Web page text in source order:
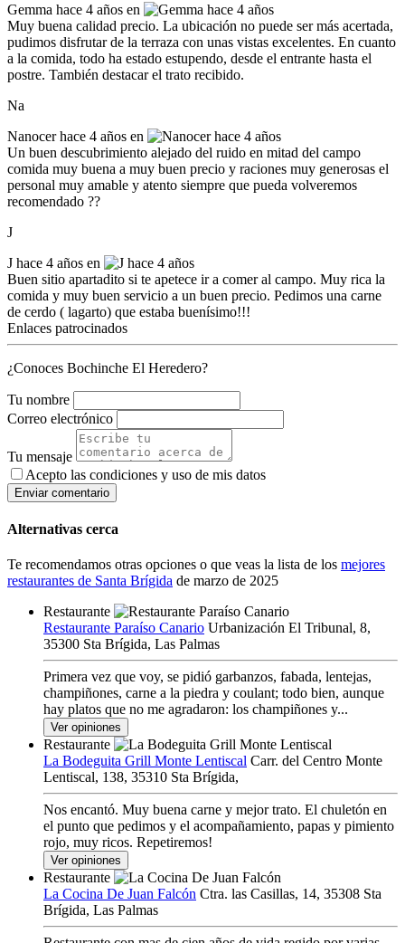
Gemma hace 4 años en
Muy buena calidad precio. La ubicación no puede ser más acertada,
pudimos disfrutar de la terraza con unas vistas excelentes. En cuanto
a la comida, todo ha estado estupendo, desde el entrante hasta el
postre. También destacar el trato recibido.
Na
Nanocer hace 4 años en
Un buen descubrimiento alejado del ruido en mitad del campo
comida muy buena a muy buen precio y raciones muy generosas el
personal muy amable y atento siempre que pueda volveremos
recomendado ??
J
J hace 4 años en
Buen sitio apartadito si te apetece ir a comer al campo. Muy rica la
comida y muy buen servicio a un buen precio. Pedimos una carne
de cerdo ( lagarto) que estaba buenísimo!!!
Enlaces patrocinados
¿Conoces Bochinche El Heredero?
Tu nombre
Correo electrónico
Tu mensaje
Acepto las condiciones y uso de mis datos
Enviar comentario
Alternativas cerca
Te recomendamos otras opciones o que veas la lista de los mejores
restaurantes de Santa Brígida de marzo de 2025
Restaurante
Restaurante Paraíso Canario Urbanización El Tribunal, 8,
35300 Sta Brígida, Las Palmas
Primera vez que voy, se pidió garbanzos, fabada, lentejas,
champiñones, carne a la piedra y coulant; todo bien, aunque
hay platos que no me agradaron: los champiñones y...
Ver opiniones
Restaurante
La Bodeguita Grill Monte Lentiscal Carr. del Centro Monte
Lentiscal, 138, 35310 Sta Brígida,
Nos encantó. Muy buena carne y mejor trato. El chuletón en
el punto que pedimos y el acompañamiento, papas y pimiento
rojo, muy ricos. Repetiremos!
Ver opiniones
Restaurante
La Cocina De Juan Falcón Ctra. las Casillas, 14, 35308 Sta
Brígida, Las Palmas